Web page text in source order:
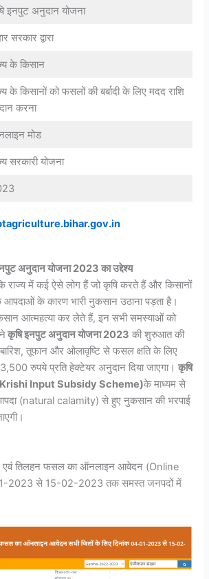
इनपुट अनुदान योजना
सरकार द्वारा
के किसान
के किसानों को फसलों की बर्बादी के लिए मदद राशि
करना
मोड
सरकारी योजना
अनुदान योजना 2023 का उद्देश्य
राज्य में कई ऐसे लोग हैं जो कृषि करते हैं और किसानों
के कारण भारी नुकसान उठाना पड़ता है।
आत्महत्या कर लेते हैं, इन सभी समस्याओं को
कृषि इनपुट अनुदान योजना 2023 की शुरुआत की
तूफान और ओलावृष्टि से फसल क्षति के लिए
रुपये प्रति हेक्टेयर अनुदान दिया जाएगा।कृषि
Input Subsidy Scheme)के माध्यम से
(natural calamity) से हुए नुकसान की भरपाई
एवं तिलहन फसल का ऑनलाइन आवेदन (Online
2023 से 15-02-2023 तक समस्त जनपदों में